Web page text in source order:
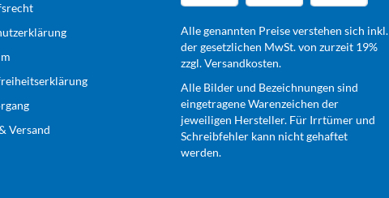
Versand
Alle genannten Preise verstehen sich inkl.
der gesetzlichen MwSt. von zurzeit 19%
zzgl. Versandkosten.
Alle Bilder und Bezeichnungen sind
eingetragene Warenzeichen der
jeweiligen Hersteller. Für Irrtümer und
Schreibfehler kann nicht gehaftet
werden.